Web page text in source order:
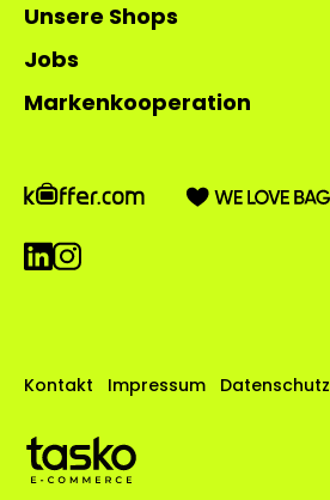
Unsere Shops
Jobs
Markenkooperation
Kontakt Impressum Datenschutz